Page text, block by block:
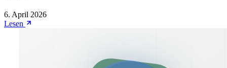
6. April 2026
Lesen